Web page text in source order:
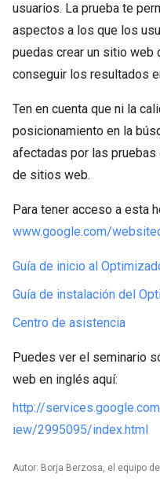
usuarios. La prueba te
aspectos a los que los
puedas crear un sitio web
conseguir los resultados
Ten en cuenta que ni la
posicionamiento en la
afectadas por las
de sitios web.
Para tener acceso a esta
www.google.com/
Guía de inicio al
Guía de instalación del
Centro de asistencia
Puedes ver el seminario
web en inglés aquí:
http://
iew/2995095/index.html
Autor: Borja Berzosa, el equipo